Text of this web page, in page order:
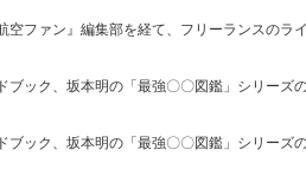
空ファン』編集部を経て、フリーランスのラ
ック、坂本明の「最強〇〇図鑑」シリーズ
ブック、坂本明の「最強〇〇図鑑」シリー